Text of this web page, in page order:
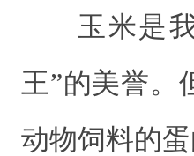
玉米是
王”的美誉。
动物饲料的